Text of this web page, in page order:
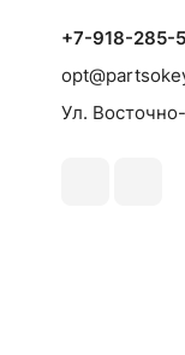
+7-918-285-
Ул.